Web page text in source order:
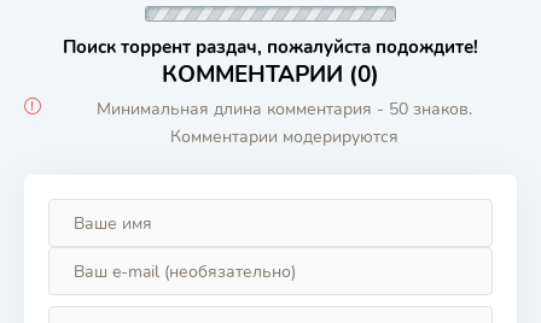
Поиск торрент раздач, пожалуйста подождите!
КОММЕНТАРИИ (0)
Минимальная длина комментария - 50 знаков.
Комментарии модерируются